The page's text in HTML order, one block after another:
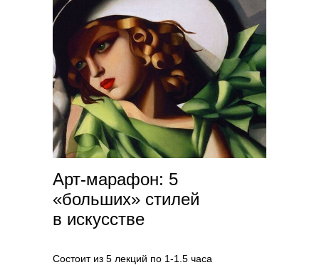
Арт-марафон: 5
«больших» стилей
в искусстве
Состоит из 5 лекций по 1-1.5 часа